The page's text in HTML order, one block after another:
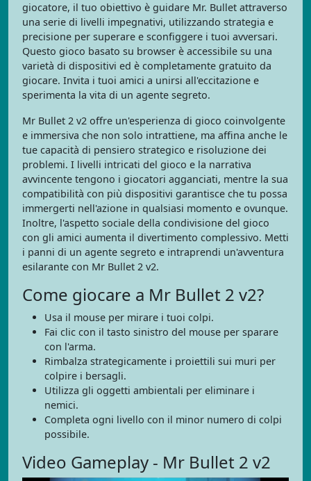
giocatore, il tuo obiettivo è guidare Mr. Bullet attraverso
una serie di livelli impegnativi, utilizzando strategia e
precisione per superare e sconfiggere i tuoi avversari.
Questo gioco basato su browser è accessibile su una
varietà di dispositivi ed è completamente gratuito da
giocare. Invita i tuoi amici a unirsi all'eccitazione e
sperimenta la vita di un agente segreto.
Mr Bullet 2 v2 offre un'esperienza di gioco coinvolgente
e immersiva che non solo intrattiene, ma affina anche le
tue capacità di pensiero strategico e risoluzione dei
problemi. I livelli intricati del gioco e la narrativa
avvincente tengono i giocatori agganciati, mentre la sua
compatibilità con più dispositivi garantisce che tu possa
immergerti nell'azione in qualsiasi momento e ovunque.
Inoltre, l'aspetto sociale della condivisione del gioco
con gli amici aumenta il divertimento complessivo. Metti
i panni di un agente segreto e intraprendi un'avventura
esilarante con Mr Bullet 2 v2.
Come giocare a Mr Bullet 2 v2?
Usa il mouse per mirare i tuoi colpi.
Fai clic con il tasto sinistro del mouse per sparare
con l'arma.
Rimbalza strategicamente i proiettili sui muri per
colpire i bersagli.
Utilizza gli oggetti ambientali per eliminare i
nemici.
Completa ogni livello con il minor numero di colpi
possibile.
Video Gameplay - Mr Bullet 2 v2